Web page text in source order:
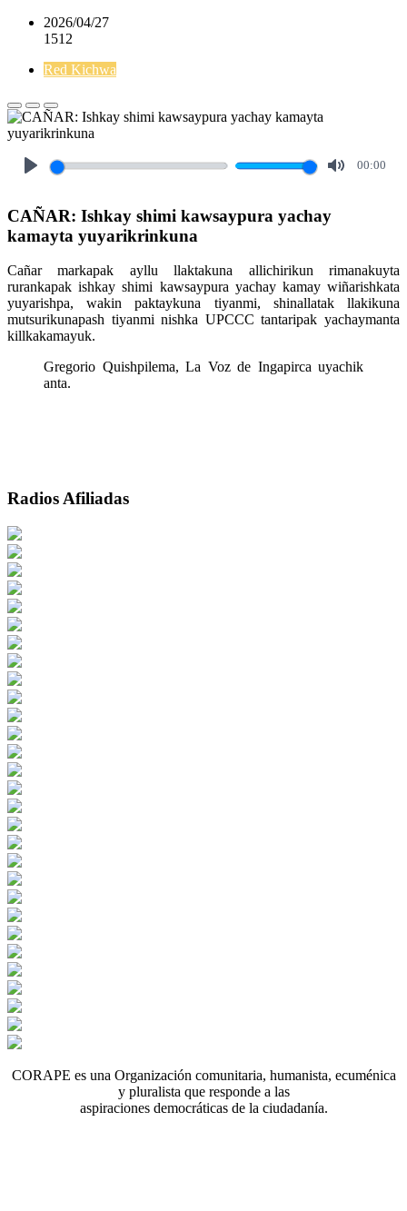
2026/04/27
1512
Red Kichwa
00:00
CAÑAR: Ishkay shimi kawsaypura yachay
kamayta yuyarikrinkuna
Cañar markapak ayllu llaktakuna allichirikun rimanakuyta
rurankapak ishkay shimi kawsaypura yachay kamay wiñarishkata
yuyarishpa, wakin paktaykuna tiyanmi, shinallatak llakikuna
mutsurikunapash tiyanmi nishka UPCCC tantaripak yachaymanta
killkakamayuk.
Gregorio Quishpilema, La Voz de Ingapirca uyachik
anta.
Radios Afiliadas
CORAPE es una Organización comunitaria, humanista, ecuménica
y pluralista que responde a las
aspiraciones democráticas de la ciudadanía.